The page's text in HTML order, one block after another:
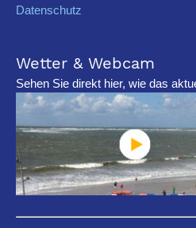
Datenschutz
Wetter & Webcam
Sehen Sie direkt hier, wie das